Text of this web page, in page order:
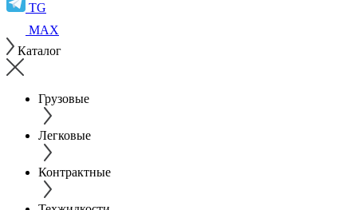
TG
MAX
Каталог
Грузовые
Легковые
Контрактные